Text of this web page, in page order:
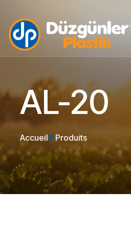
AL-20
Accueil Produits